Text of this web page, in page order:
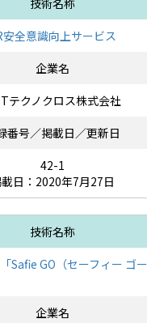
安全意識向上サービス
テクノクロス株式会社
42-1
日：2020年7月27日
Safie GO（セーフィー ゴ